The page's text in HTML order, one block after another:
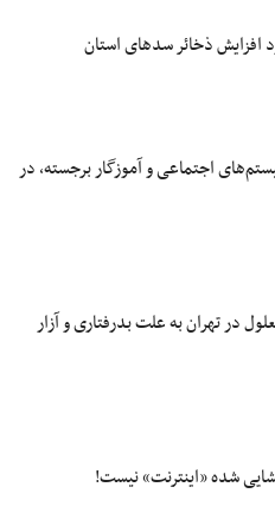
افزایش ذخائر سدهای استان
اجتماعی و آموزگار برجسته، در
در تهران به علت بدرفتاری و آزار
شده «اینترنت» نیست!